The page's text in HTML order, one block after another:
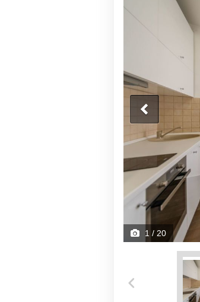
1 / 20